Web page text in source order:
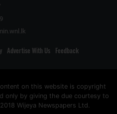
Advertise With Us Feedback
on this website is copyright
only by giving the due courtesy to
Wijeya Newspapers Ltd.